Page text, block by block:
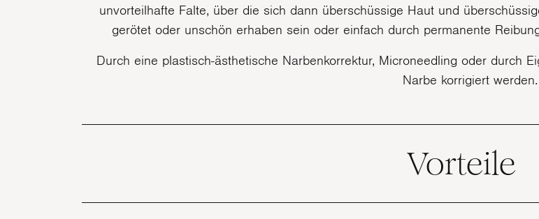
unvorteilhafte Falte, über die sich dann überschüssige Haut und
gerötet oder unschön erhaben sein oder einfach durch permanente
Durch eine plastisch-ästhetische Narbenkorrektur, Microneedling oder durch
Narbe korrigiert werden.
Vorteile